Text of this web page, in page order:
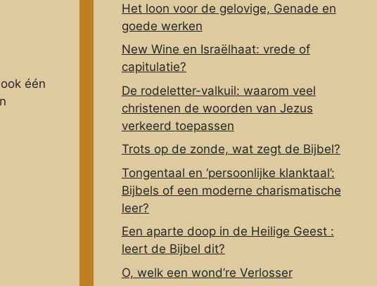
één
Het loon voor de gelovige, Genade en
goede werken
New Wine en Israëlhaat: vrede of
capitulatie?
De rodeletter-valkuil: waarom veel
christenen de woorden van Jezus
verkeerd toepassen
Trots op de zonde, wat zegt de Bijbel?
Tongentaal en ‘persoonlijke klanktaal’:
Bijbels of een moderne charismatische
leer?
Een aparte doop in de Heilige Geest :
leert de Bijbel dit?
O, welk een wond’re Verlosser